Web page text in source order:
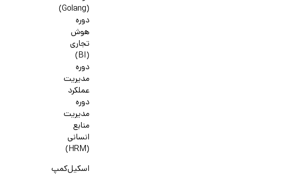
(Golang)
دوره
هوش
تجاری
(BI)
دوره
مدیریت
عملکرد
دوره
مدیریت
منابع
انسانی
(HRM)
اسکیل‌کمپ